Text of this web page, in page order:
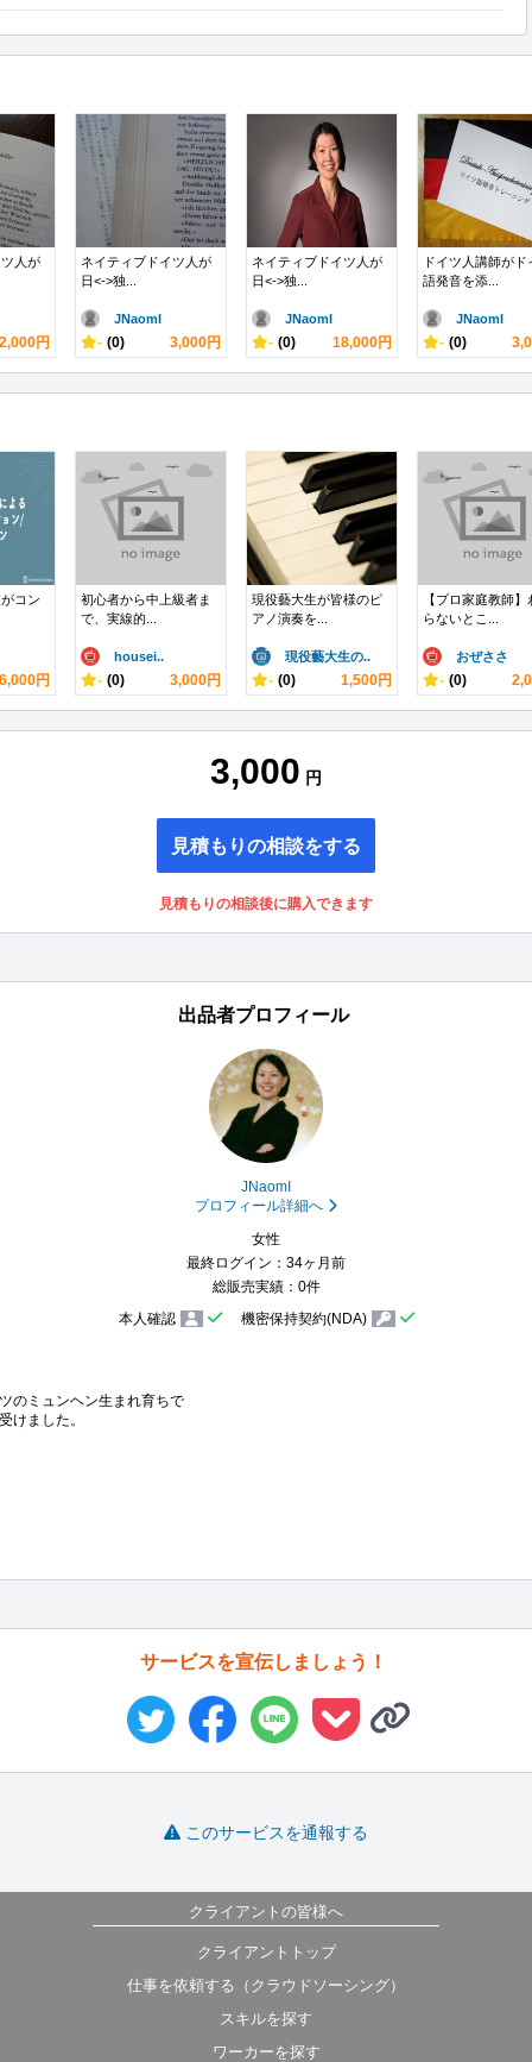
人が
2,000円
ネイティブドイツ人が
日<->独...
JNaomI
- (0) 3,000円
ネイティブドイツ人が
日<->独...
JNaomI
- (0) 18,000円
ドイツ人講師がド
語発音を添...
JNaomI
- (0)
コン
6,000円
初心者から中上級者ま
で、実線的...
housei..
- (0) 3,000円
現役藝大生が皆様のピ
アノ演奏を...
現役藝大生の..
- (0) 1,500円
【プロ家庭教師】
らないとこ...
おぜささ
- (0)
3,000 円
見積もりの相談をする
見積もりの相談後に購入できます
出品者プロフィール
JNaomI
プロフィール詳細へ
女性
最終ログイン：34ヶ月前
総販売実績：0件
本人確認
機密保持契約(NDA)
のミュンヘン生まれ育ちで
けました。
サービスを宣伝しましょう！
このサービスを通報する
クライアントの皆様へ
クライアントトップ
仕事を依頼する（クラウドソーシング）
スキルを探す
ワーカーを探す